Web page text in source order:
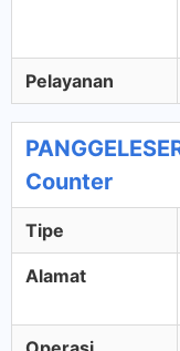
Pelayanan
Counter
Tipe
Alamat